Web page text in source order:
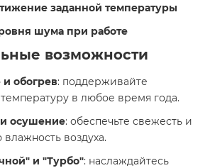
заданной температуры
шума при работе
возможности
обогрев: поддерживайте
в любое время года.​
осушение: обеспечьте свежесть и
воздуха.​
и "Турбо": наслаждайтесь